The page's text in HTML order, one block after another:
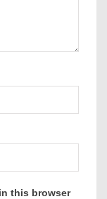
this browser